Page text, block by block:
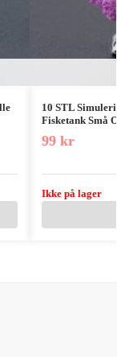
10 STL
Fisketank Små
99 kr
Ikke på lager